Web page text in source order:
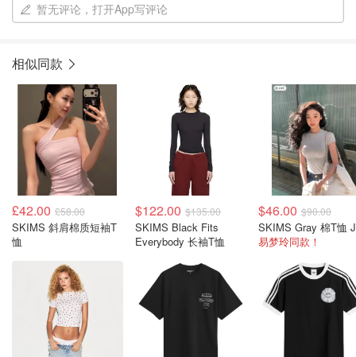
暂无评论，打开App写评论
相似同款
£42.00 £58.00
SKIMS 斜肩棉质短袖T
恤
$122.00 $135.00
SKIMS Black Fits
Everybody 长袖T恤
$46.00 $90.00
易梦玲同款！